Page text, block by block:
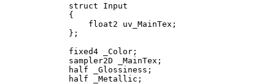
        struct Input
        {
            float2 uv_MainTex;
        };
        fixed4 _Color;
        sampler2D _MainTex;
        half _Glossiness;
        half _Metallic;